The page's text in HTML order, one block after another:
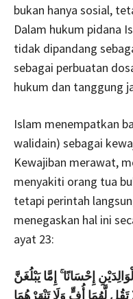
bukan hanya sosial,
Dalam hukum pidana
tidak dipandang
sebagai perbuatan
hukum dan tanggung
Islam menempatkan
walidain) sebagai
Kewajiban merawat,
menyakiti orang tua
tetapi perintah
menegaskan hal ini
ayat 23:
إِحْسَانًا ۚ إِمَّا يَبْلُغَنَّ
لَّهُمَا أُفٍّ وَلَا تَنْهَرْهُمَا